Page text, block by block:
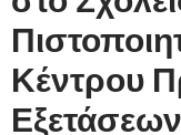
Κέντρου